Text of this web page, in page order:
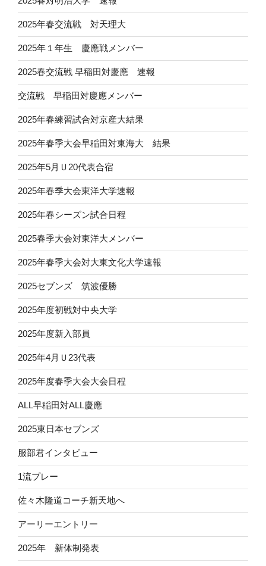
2025年春交流戦 対天理大
2025年１年生 慶應戦メンバー
2025春交流戦 早稲田対慶應 速報
交流戦 早稲田対慶應メンバー
2025年春練習試合対京産大結果
2025年春季大会早稲田対東海大 結果
2025年5月Ｕ20代表合宿
2025年春季大会東洋大学速報
2025年春シーズン試合日程
2025春季大会対東洋大メンバー
2025年春季大会対大東文化大学速報
2025セブンズ 筑波優勝
2025年度初戦対中央大学
2025年度新入部員
2025年4月Ｕ23代表
2025年度春季大会大会日程
ALL早稲田対ALL慶應
2025東日本セブンズ
服部君インタビュー
1流プレー
佐々木隆道コーチ新天地へ
アーリーエントリー
2025年 新体制発表